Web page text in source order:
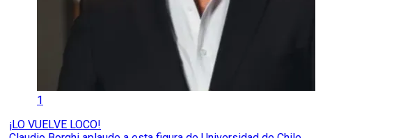
1
¡LO VUELVE LOCO!